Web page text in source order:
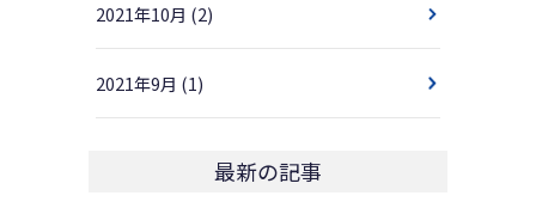
2021年10月 (2)
2021年9月 (1)
最新の記事